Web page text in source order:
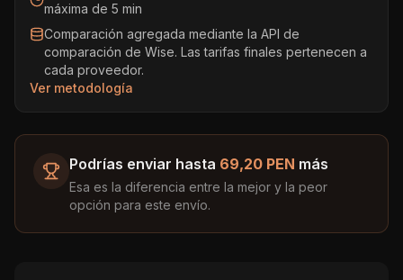
máxima de 5 min
Comparación agregada mediante la API de
comparación de Wise. Las tarifas finales pertenecen a
cada proveedor.
Ver metodología
Podrías enviar hasta 69,20 PEN más
Esa es la diferencia entre la mejor y la peor
opción para este envío.